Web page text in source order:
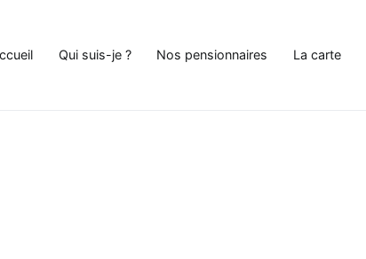
Qui suis-je ? Nos pensionnaires La carte